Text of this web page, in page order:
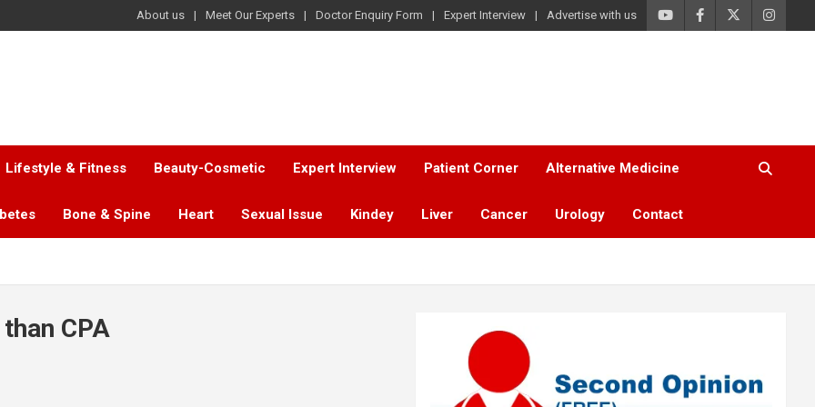
About us Meet Our Experts Doctor Enquiry Form Expert Interview Advertise with us
Lifestyle & Fitness Beauty-Cosmetic Expert Interview Patient Corner Alternative Medicine
Bone & Spine Heart Sexual Issue Kindey Liver Cancer Urology Contact
CPA